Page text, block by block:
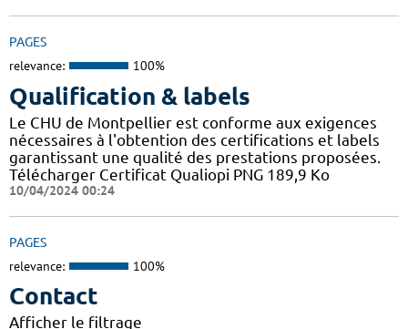
PAGES
relevance: 100%
Qualification & labels
Le CHU de Montpellier est conforme aux exigences
nécessaires à l'obtention des certifications et labels
garantissant une qualité des prestations proposées.
Télécharger Certificat Qualiopi PNG 189,9 Ko
10/04/2024 00:24
PAGES
relevance: 100%
Contact
Afficher le filtrage